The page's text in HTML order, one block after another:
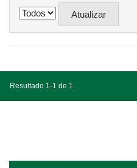
Resultado 1-1 de 1.